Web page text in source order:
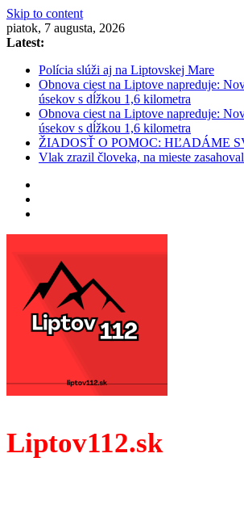
Skip to content
piatok, 7 augusta, 2026
Latest:
Polícia slúži aj na Liptovskej Mare
Obnova ciest na Liptove napreduje:
úsekov s dĺžkou 1,6 kilometra
Obnova ciest na Liptove napreduje:
úsekov s dĺžkou 1,6 kilometra
ŽIADOSŤ O POMOC: HĽADÁME
Vlak zrazil človeka, na mieste
Liptov112.sk